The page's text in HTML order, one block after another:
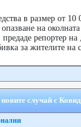
в размер от
на
предаде репортер на
за жителите на
случай с